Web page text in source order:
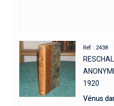
Réf : 2438
1920
Vénus